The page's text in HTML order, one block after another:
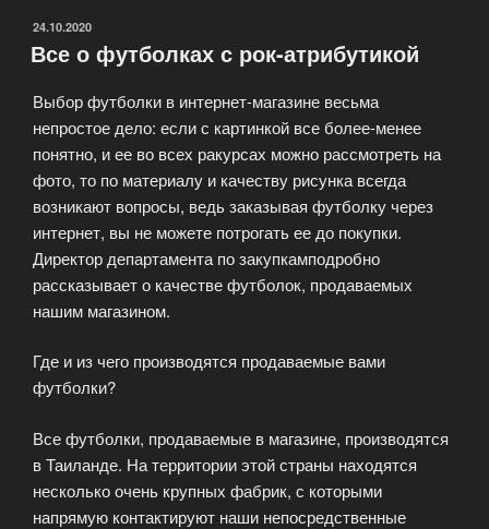
ОПУБЛИКОВАНО
24.10.2020
Все о футболках с рок-атрибутикой
Выбор футболки в интернет-магазине весьма
непростое дело: если с картинкой все более-менее
понятно, и ее во всех ракурсах можно рассмотреть на
фото, то по материалу и качеству рисунка всегда
возникают вопросы, ведь заказывая футболку через
интернет, вы не можете потрогать ее до покупки.
Директор департамента по закупкамподробно
рассказывает о качестве футболок, продаваемых
нашим магазином.
Где и из чего производятся продаваемые вами
футболки?
Все футболки, продаваемые в магазине, производятся
в Таиланде. На территории этой страны находятся
несколько очень крупных фабрик, с которыми
напрямую контактируют наши непосредственные